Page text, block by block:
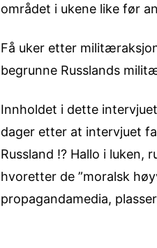
området i ukene like før
Få uker etter
begrunne Russlands
Innholdet i dette
dager etter at intervjuet
Russland !? Hallo i luken,
hvoretter de ”moralsk
propagandamedia,